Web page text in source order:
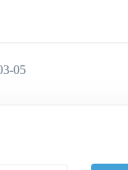
05